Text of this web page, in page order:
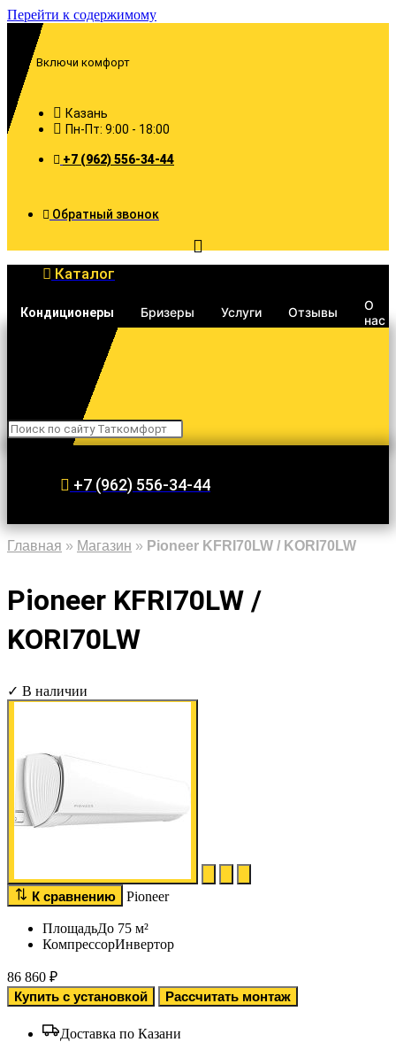
Перейти к содержимому
Включи комфорт
Казань
Пн-Пт: 9:00 - 18:00
+7 (962) 556-34-44
Обратный звонок
Каталог
Кондиционеры Бризеры Услуги Отзывы
О
нас
+7 (962) 556-34-44
Главная » Магазин » Pioneer KFRI70LW / KORI70LW
Pioneer KFRI70LW /
KORI70LW
✓ В наличии
К сравнению Pioneer
ПлощадьДо 75 м²
КомпрессорИнвертор
86 860 ₽
Купить с установкой
Рассчитать монтаж
Доставка по Казани